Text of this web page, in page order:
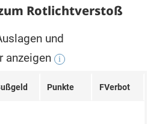
Rotlichtverstoß
und
anzeigen
i
Punk­te FVerbot